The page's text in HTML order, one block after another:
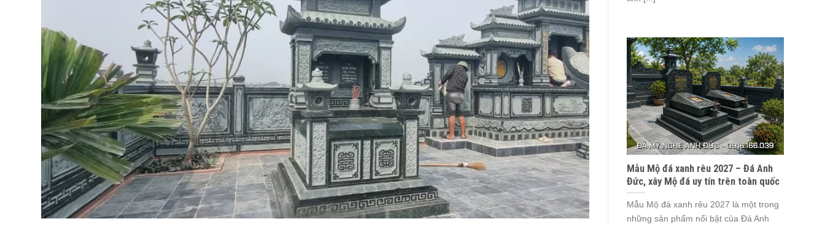
Mẫu Mộ đá xanh rêu 2027 – Đá Anh
Đức, xây Mộ đá uy tín trên toàn quốc
Mẫu Mộ đá xanh rêu 2027 là một trong
những sản phẩm nổi bật của Đá Anh